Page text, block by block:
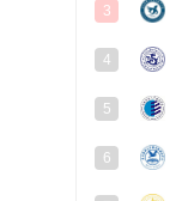
3
4
5
6